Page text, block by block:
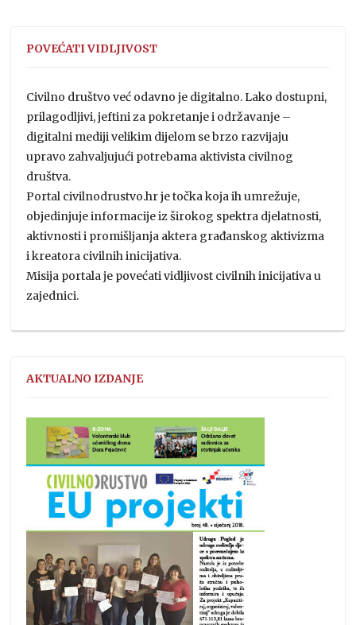
POVEĆATI VIDLJIVOST
Civilno društvo već odavno je digitalno. Lako dostupni,
prilagodljivi, jeftini za pokretanje i održavanje –
digitalni mediji velikim dijelom se brzo razvijaju
upravo zahvaljujući potrebama aktivista civilnog
društva.
Portal civilnodrustvo.hr je točka koja ih umrežuje,
objedinjuje informacije iz širokog spektra djelatnosti,
aktivnosti i promišljanja aktera građanskog aktivizma
i kreatora civilnih inicijativa.
Misija portala je povećati vidljivost civilnih inicijativa u
zajednici.
AKTUALNO IZDANJE